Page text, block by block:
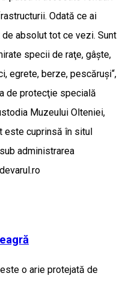
Odată ce ai
absolut tot ce vezi. Sunt
specii de raţe, gâşte,
egrete, berze, pescăruşi“,
de protecţie specială
Muzeului Olteniei,
este cuprinsă în situl
administrarea
o arie protejată de